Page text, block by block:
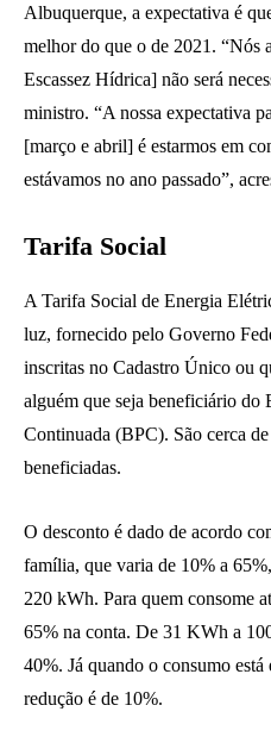
Albuquerque, a expectativa é
melhor do que o de 2021. “Nós
Escassez Hídrica] não será
ministro. “A nossa expectativa
[março e abril] é estarmos em
estávamos no ano passado”,
Tarifa Social
A Tarifa Social de Energia
luz, fornecido pelo Governo
inscritas no Cadastro Único ou
alguém que seja beneficiário do
Continuada (BPC). São cerca
beneficiadas.
O desconto é dado de acordo
família, que varia de 10% a
220 kWh. Para quem consome
65% na conta. De 31 KWh a
40%. Já quando o consumo
redução é de 10%.